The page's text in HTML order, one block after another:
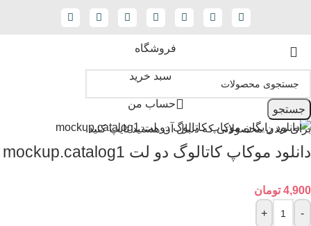
جستجو
برای دیدن محصولاتی که دنبال آن هستید تایپ کنید.
فروشگاه
سبد خرید
حساب من
دانلود موکاپ کاتالوگ دو لت mockup.catalog1
4,900 تومان
-
+